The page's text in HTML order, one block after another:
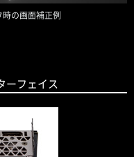
の画面補正例
ーフェイス